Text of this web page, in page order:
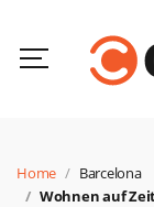
Home
Barcelona
Wohnen auf